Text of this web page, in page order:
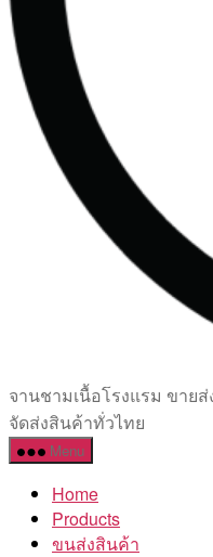
เซรามิค
ครบ
ครัน
โรงงาน
จานชามเนื้อโรงแรม ขาย
จัดส่งสินค้าทั่วไทย
Menu
Home
Products
ขนส่งสินค้า